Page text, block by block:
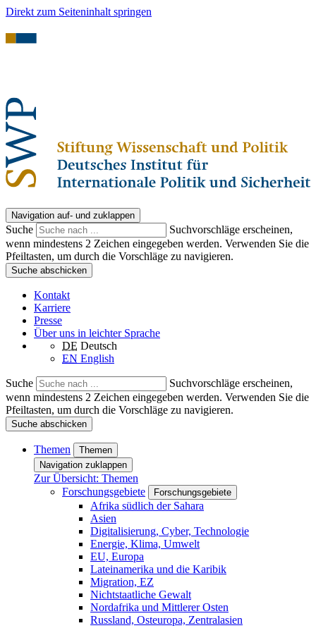
Direkt zum Seiteninhalt springen
Navigation auf- und zuklappen
Suche
Suchvorschläge erscheinen,
wenn mindestens 2 Zeichen eingegeben werden. Verwenden Sie die
Pfeiltasten, um durch die Vorschläge zu navigieren.
Suche abschicken
Kontakt
Karriere
Presse
Über uns in leichter Sprache
DE Deutsch
EN English
Suche
Suchvorschläge erscheinen,
wenn mindestens 2 Zeichen eingegeben werden. Verwenden Sie die
Pfeiltasten, um durch die Vorschläge zu navigieren.
Suche abschicken
Themen
Themen
Navigation zuklappen
Zur Übersicht: Themen
Forschungsgebiete
Forschungsgebiete
Afrika südlich der Sahara
Asien
Digitalisierung, Cyber, Technologie
Energie, Klima, Umwelt
EU, Europa
Lateinamerika und die Karibik
Migration, EZ
Nichtstaatliche Gewalt
Nordafrika und Mittlerer Osten
Russland, Osteuropa, Zentralasien